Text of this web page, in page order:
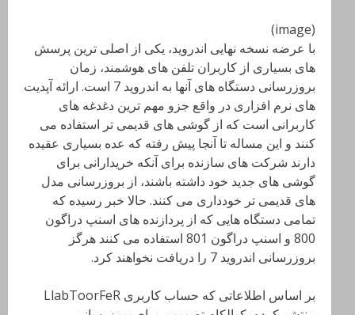
(image)
با عرضه نسخه نهایی اندروید، یکی از اصلی ترین پرسش
های بسیاری از کاربران تلفن های هوشمند، زمان
بروزرسانی دستگاه های آنها به اندروید 7 است. ارائه آپدیت
های نرم افزاری در واقع جزو مهم ترین دغدغه های
کاربرانی است که از گوشی های قدیمی تر استفاده می
کنند و این مساله تا آنجا پیش رفته که عده بسیاری عقیده
دارند شرکت های سازنده برای آنکه خریدارانی برای
گوشی های جدید خود داشته باشند، از بروزرسانی مدل
های قدیمی تر خودداری می کنند. حالا خبر رسیده که
تمامی دستگاه هایی که از پردازنده های اسنپ دراگون
800 و اسنپ دراگون 801 استفاده می کنند هرگز
بروزرسانی اندروید 7 را دریافت نخواهند کرد.
بر اساس اطلاعاتی که حساب کاربری LlabToorFeR